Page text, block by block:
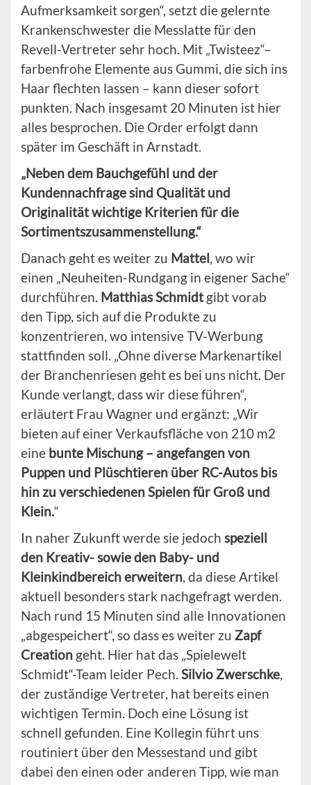
Aufmerksamkeit sorgen“, setzt die gelernte
Krankenschwester die Messlatte für den
Revell-Vertreter sehr hoch. Mit „Twisteez“–
farbenfrohe Elemente aus Gummi, die sich ins
Haar flechten lassen – kann dieser sofort
punkten. Nach insgesamt 20 Minuten ist hier
alles besprochen. Die Order erfolgt dann
später im Geschäft in Arnstadt.
„Neben dem Bauchgefühl und der
Kundennachfrage sind Qualität und
Originalität wichtige Kriterien für die
Sortimentszusammenstellung.“
Danach geht es weiter zu Mattel, wo wir
einen „Neuheiten-Rundgang in eigener Sache“
durchführen. Matthias Schmidtgibt vorab
den Tipp, sich auf die Produkte zu
konzentrieren, wo intensive TV-Werbung
stattfinden soll. „Ohne diverse Markenartikel
der Branchenriesen geht es bei uns nicht. Der
Kunde verlangt, dass wir diese führen“,
erläutert Frau Wagner und ergänzt: „Wir
bieten auf einer Verkaufsfläche von 210 m2
eine bunte Mischung – angefangen von
Puppen und Plüschtieren über RC-Autos bis
hin zu verschiedenen Spielen für Groß und
Klein.“
In naher Zukunft werde sie jedoch speziell
den Kreativ- sowie den Baby- und
Kleinkindbereich erweitern, da diese Artikel
aktuell besonders stark nachgefragt werden.
Nach rund 15 Minuten sind alle Innovationen
„abgespeichert“, so dass es weiter zu Zapf
Creation geht. Hier hat das „Spielewelt
Schmidt“-Team leider Pech. Silvio Zwerschke,
der zuständige Vertreter, hat bereits einen
wichtigen Termin. Doch eine Lösung ist
schnell gefunden. Eine Kollegin führt uns
routiniert über den Messestand und gibt
dabei den einen oder anderen Tipp, wie man